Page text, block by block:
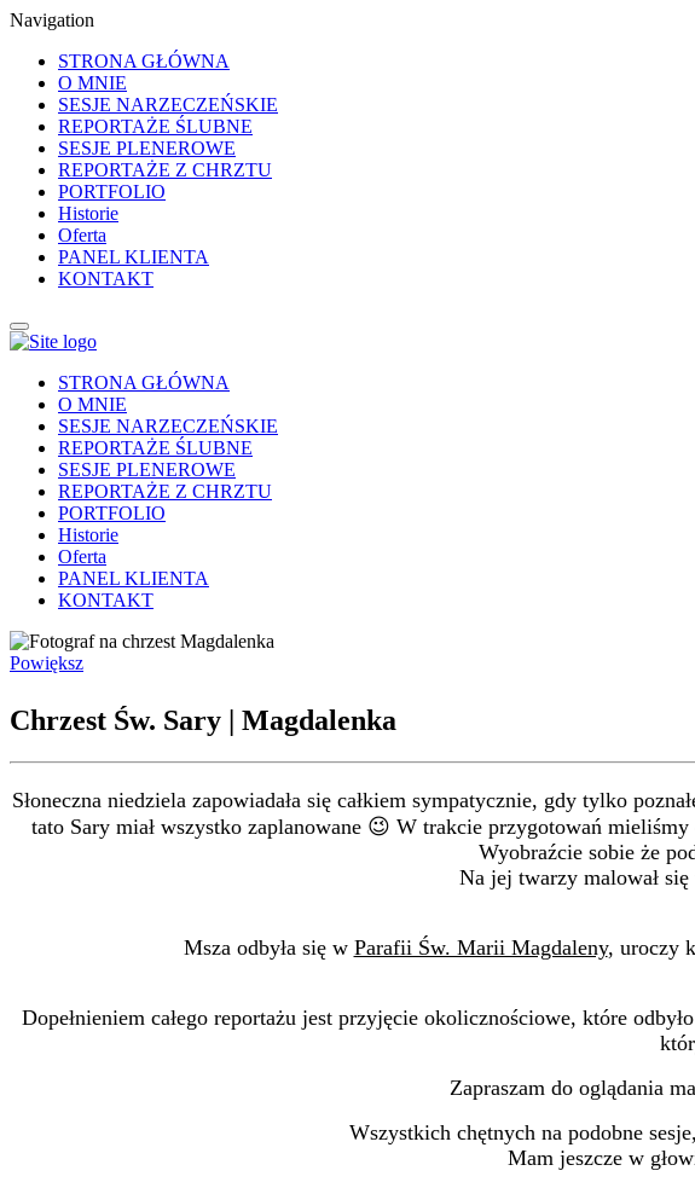
Navigation
STRONA GŁÓWNA
O MNIE
SESJE NARZECZEŃSKIE
REPORTAŻE ŚLUBNE
SESJE PLENEROWE
REPORTAŻE Z CHRZTU
PORTFOLIO
Historie
Oferta
PANEL KLIENTA
KONTAKT
STRONA GŁÓWNA
O MNIE
SESJE NARZECZEŃSKIE
REPORTAŻE ŚLUBNE
SESJE PLENEROWE
REPORTAŻE Z CHRZTU
PORTFOLIO
Historie
Oferta
PANEL KLIENTA
KONTAKT
Powiększ
Chrzest Św. Sary | Magdalenka
Słoneczna niedziela zapowiadała się całkiem sympatycznie, gdy tylko
tato Sary miał wszystko zaplanowane 😉 W trakcie przygotowań
Wyobraźcie sobie że
Na jej twarzy malował się
Msza odbyła się w Parafii Św. Marii Magdaleny, uroczy
Dopełnieniem całego reportażu jest przyjęcie okolicznościowe, które
Zapraszam do oglądania
Wszystkich chętnych na podobne
Mam jeszcze w